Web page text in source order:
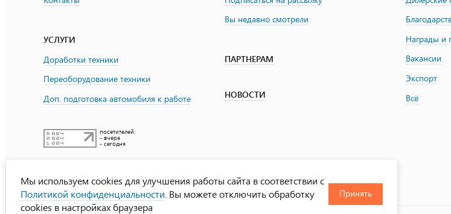
УСЛУГИ
Доработки техники
Переоборудование техники
Доп. подготовка автомобиля к работе
посетителей:
- вчера
- сегодня
Вы недавно смотрели
ПАРТНЕРАМ
НОВОСТИ
Награды и
Вакансии
Экспорт
Всё
Мы используем cookies для улучшения работы сайта в соответствии с
Политикой конфиденциальности . Вы можете отключить обработку
cookies в настройках браузера
Принять